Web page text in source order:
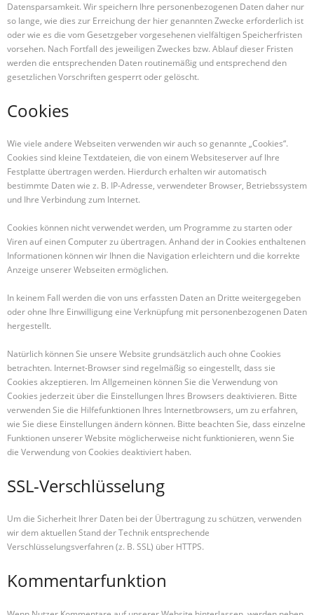
Datensparsamkeit. Wir speichern Ihre personenbezogenen Daten daher nur
so lange, wie dies zur Erreichung der hier genannten Zwecke erforderlich ist
oder wie es die vom Gesetzgeber vorgesehenen vielfältigen Speicherfristen
vorsehen. Nach Fortfall des jeweiligen Zweckes bzw. Ablauf dieser Fristen
werden die entsprechenden Daten routinemäßig und entsprechend den
gesetzlichen Vorschriften gesperrt oder gelöscht.
Cookies
Wie viele andere Webseiten verwenden wir auch so genannte „Cookies“.
Cookies sind kleine Textdateien, die von einem Websiteserver auf Ihre
Festplatte übertragen werden. Hierdurch erhalten wir automatisch
bestimmte Daten wie z. B. IP-Adresse, verwendeter Browser, Betriebssystem
und Ihre Verbindung zum Internet.
Cookies können nicht verwendet werden, um Programme zu starten oder
Viren auf einen Computer zu übertragen. Anhand der in Cookies enthaltenen
Informationen können wir Ihnen die Navigation erleichtern und die korrekte
Anzeige unserer Webseiten ermöglichen.
In keinem Fall werden die von uns erfassten Daten an Dritte weitergegeben
oder ohne Ihre Einwilligung eine Verknüpfung mit personenbezogenen Daten
hergestellt.
Natürlich können Sie unsere Website grundsätzlich auch ohne Cookies
betrachten. Internet-Browser sind regelmäßig so eingestellt, dass sie
Cookies akzeptieren. Im Allgemeinen können Sie die Verwendung von
Cookies jederzeit über die Einstellungen Ihres Browsers deaktivieren. Bitte
verwenden Sie die Hilfefunktionen Ihres Internetbrowsers, um zu erfahren,
wie Sie diese Einstellungen ändern können. Bitte beachten Sie, dass einzelne
Funktionen unserer Website möglicherweise nicht funktionieren, wenn Sie
die Verwendung von Cookies deaktiviert haben.
SSL-Verschlüsselung
Um die Sicherheit Ihrer Daten bei der Übertragung zu schützen, verwenden
wir dem aktuellen Stand der Technik entsprechende
Verschlüsselungsverfahren (z. B. SSL) über HTTPS.
Kommentarfunktion